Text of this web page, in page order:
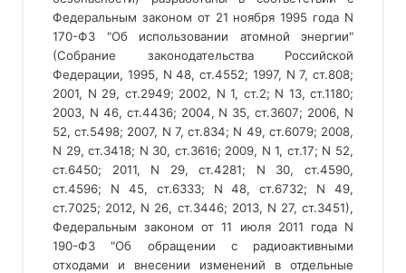
Федеральным законом от 21 ноября 1995 года N
170-ФЗ "Об использовании атомной энергии"
(Собрание законодательства Российской
Федерации, 1995, N 48, ст.4552; 1997, N 7, ст.808;
2001, N 29, ст.2949; 2002, N 1, ст.2; N 13, ст.1180;
2003, N 46, ст.4436; 2004, N 35, ст.3607; 2006, N
52, ст.5498; 2007, N 7, ст.834; N 49, ст.6079; 2008,
N 29, ст.3418; N 30, ст.3616; 2009, N 1, ст.17; N 52,
ст.6450; 2011, N 29, ст.4281; N 30, ст.4590,
ст.4596; N 45, ст.6333; N 48, ст.6732; N 49,
ст.7025; 2012, N 26, ст.3446; 2013, N 27, ст.3451),
Федеральным законом от 11 июля 2011 года N
190-ФЗ "Об обращении с радиоактивными
отходами и внесении изменений в отдельные